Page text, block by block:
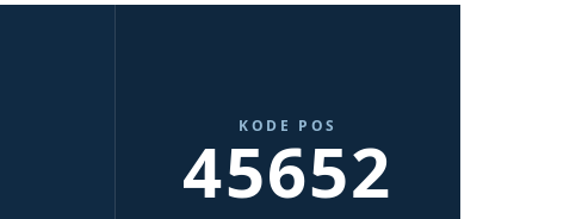
KODE POS
45652